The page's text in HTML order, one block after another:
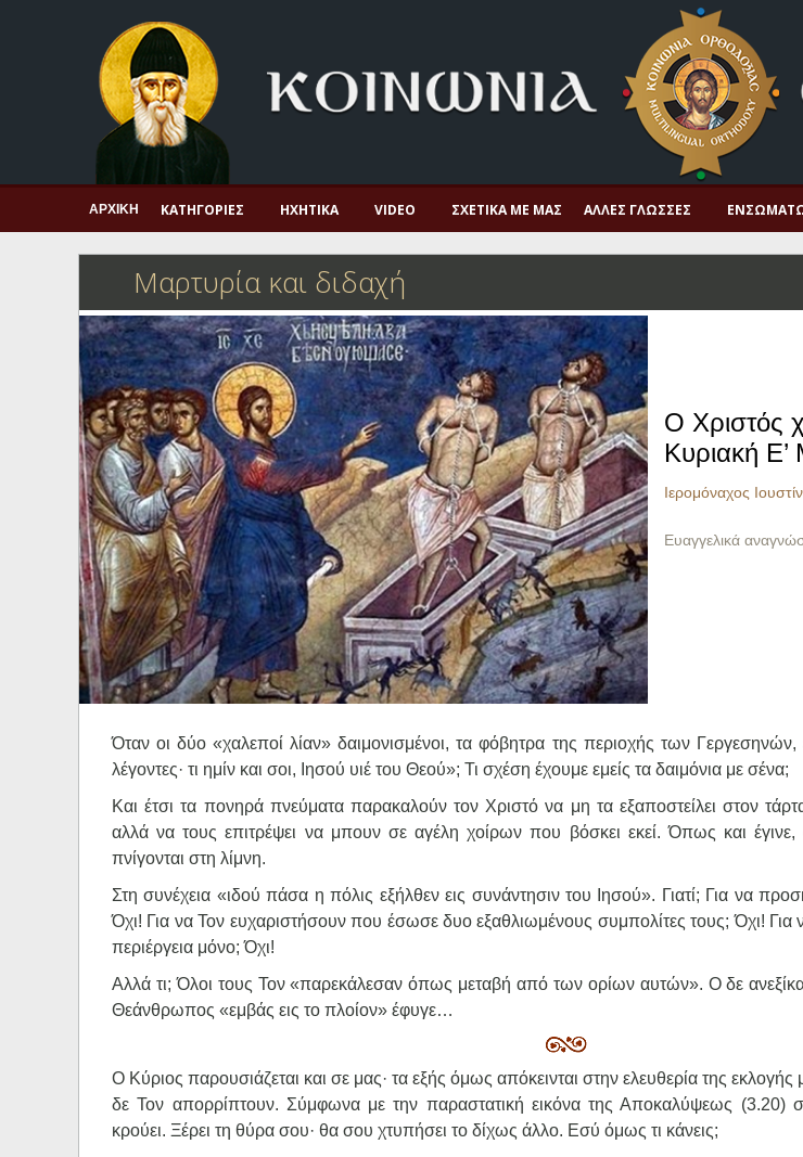
Πνευματική ζωή
Μαρτυρία και διδαχή
Λατρεία και προσευχή
Αγιολόγιο – Εορτολόγιο
Η πίστη στην εποχή μας
Ορθόδοξη οικογένεια
Ορθόδοξο προσκυνητάριο
Σκέψεις-προβληματισμοί
ΑΡΧΙΚΉ ΚΑΤΗΓΟΡΊΕΣ ΗΧΗΤΙΚΆ VIDEO ΣΧΕΤΙΚΆ ΜΕ ΜΑΣ ΆΛΛΕΣ ΓΛΏΣΣΕΣ
Μαρτυρία και διδαχή
Ο Χριστός
Κυριακή Ε’
Ιερομόναχος
Ευαγγελικά
Όταν οι δύο «χαλεποί λίαν» δαιμονισμένοι, τα φόβητρα της περιοχής των
λέγοντες· τι ημίν και σοι, Ιησού υιέ του Θεού»; Τι σχέση έχουμε εμείς τα δαιμόνια με σένα;
Και έτσι τα πονηρά πνεύματα παρακαλούν τον Χριστό να μη τα εξαποστείλει στον
αλλά να τους επιτρέψει να μπουν σε αγέλη χοίρων που βόσκει εκεί. Όπως και έγινε,
πνίγονται στη λίμνη.
Στη συνέχεια «ιδού πάσα η πόλις εξήλθεν εις συνάντησιν του Ιησού». Γιατί; Για να
Όχι! Για να Τον ευχαριστήσουν που έσωσε δυο εξαθλιωμένους συμπολίτες τους; Όχι! Για
περιέργεια μόνο; Όχι!
Αλλά τι; Όλοι τους Τον «παρεκάλεσαν όπως μεταβή από των ορίων αυτών». Ο δε
Θεάνθρωπος «εμβάς εις το πλοίον» έφυγε…
Ο Κύριος παρουσιάζεται και σε μας· τα εξής όμως απόκεινται στην ελευθερία της εκλογής
δε Τον απορρίπτουν. Σύμφωνα με την παραστατική εικόνα της Αποκαλύψεως (3.20)
κρούει. Ξέρει τη θύρα σου· θα σου χτυπήσει το δίχως άλλο. Εσύ όμως τι κάνεις;